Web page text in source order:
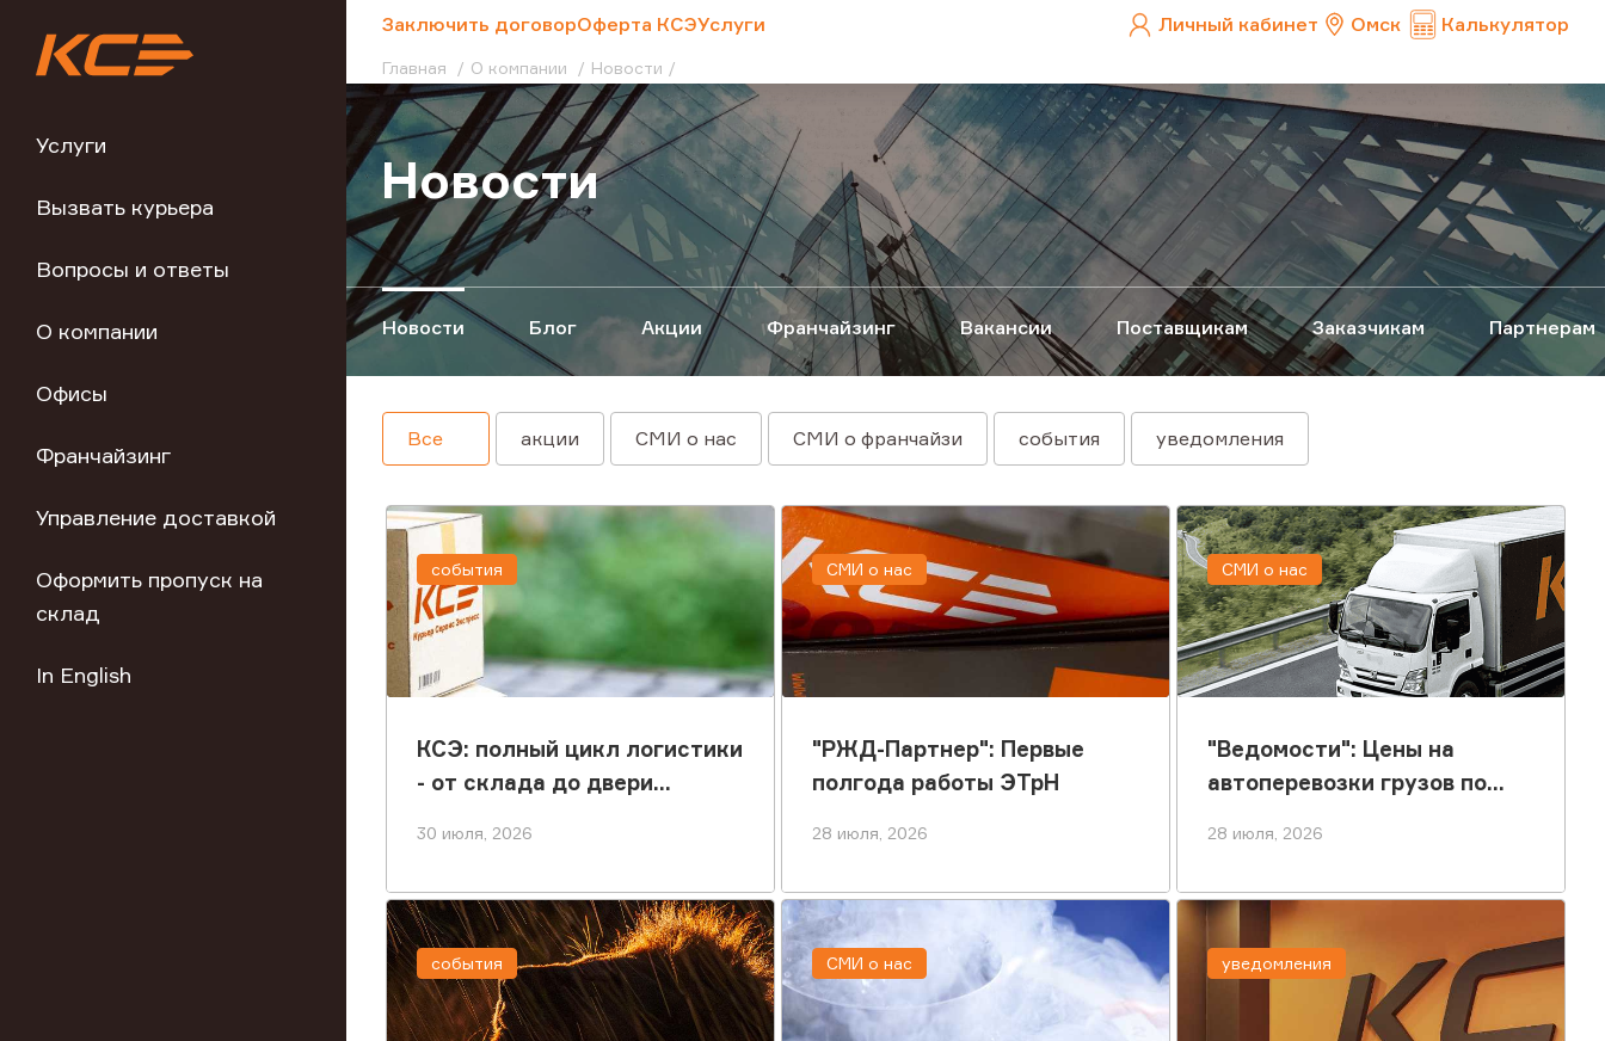
Услуги
Вызвать курьера
Вопросы и ответы
О компании
Офисы
Франчайзинг
Управление доставкой
Оформить пропуск на
склад
In English
Заключить договорОферта КСЭУслуги Личный кабинет Омск Калькулятор
Главная О компании Новости
Новости
Новости Блог Акции Франчайзинг Вакансии Поставщикам Заказчикам Партнерам
Все акции СМИ о нас СМИ о франчайзи события уведомления
КСЭ: полный цикл логистики
- от склада до двери
30 июля, 2026
события
"РЖД-Партнер": Первые
полгода работы ЭТрН
28 июля, 2026
СМИ о нас
"Ведомости": Цены на
автоперевозки грузов по
28 июля, 2026
СМИ о нас
события СМИ о нас уведомления